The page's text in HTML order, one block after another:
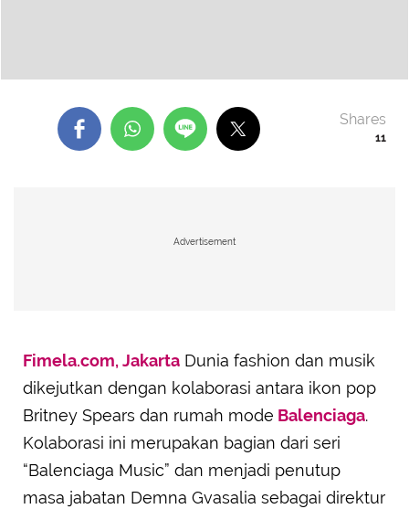
11
Shares
Advertisement
Fimela.com, Jakarta Dunia fashion dan musik
dikejutkan dengan kolaborasi antara ikon pop
Britney Spears dan rumah mode Balenciaga.
Kolaborasi ini merupakan bagian dari seri
“Balenciaga Music” dan menjadi penutup
masa jabatan Demna Gvasalia sebagai direktur